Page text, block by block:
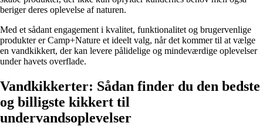
beriger deres oplevelse af naturen.
Med et sådant engagement i kvalitet, funktionalitet og brugervenlige
produkter er Camp+Nature et ideelt valg, når det kommer til at vælge
en vandkikkert, der kan levere pålidelige og mindeværdige oplevelser
under havets overflade.
Vandkikkerter: Sådan finder du den bedste
og billigste kikkert til
undervandsoplevelser